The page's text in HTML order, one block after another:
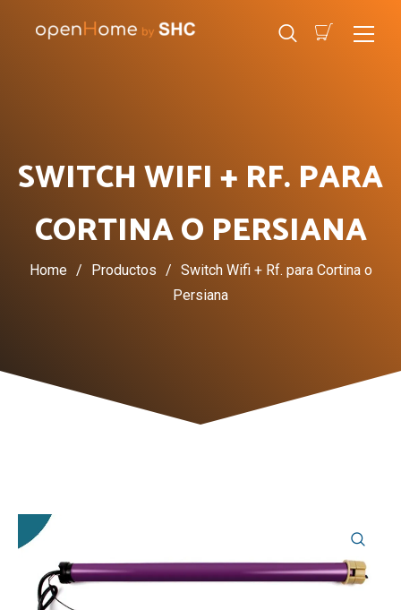
SWITCH WIFI + RF. PARA
CORTINA O PERSIANA
Home / Productos / Switch Wifi + Rf. para Cortina o
Persiana